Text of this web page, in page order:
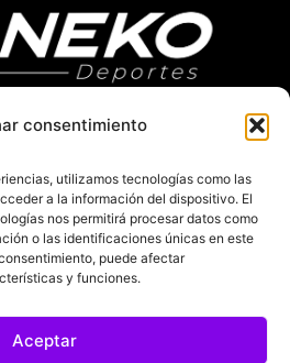
consentimiento
utilizamos tecnologías como las
a la información del dispositivo. El
nos permitirá procesar datos como
o las identificaciones únicas en este
puede afectar
y funciones.
Aceptar
COMPETICIONES EUROPEAS
FÚTBOL INTERNACIONAL
NOSOTROS
POLÍTICA DE PRIVACIDAD
DE COOKIES